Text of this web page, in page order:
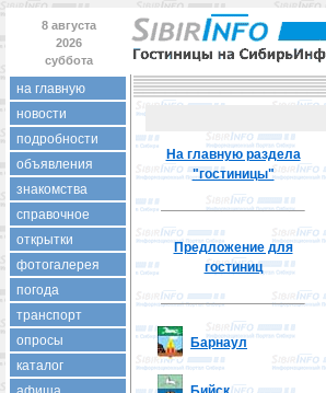
8 августа
2026
суббота
на главную
новости
подробности
объявления
знакомства
справочное
открытки
фотогалерея
погода
транспорт
опросы
каталог
На главную раздела
"гостиницы"
Предложение для
гостиниц
Барнаул